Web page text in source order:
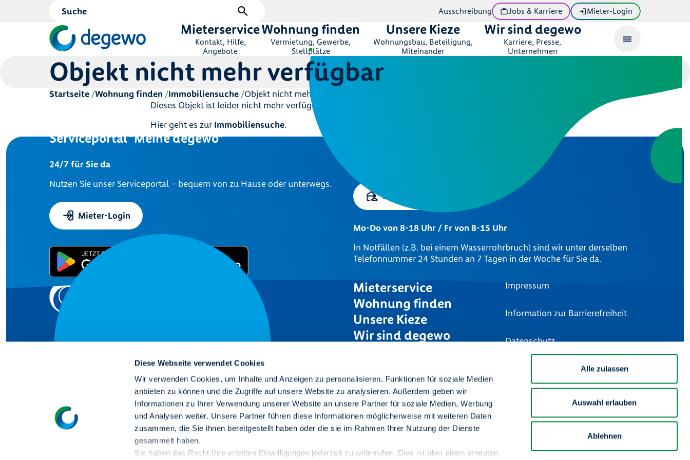
Diese Webseite verwendet Cookies
Wir verwenden Cookies, um Inhalte und Anzeigen zu personalisieren, Funktionen für soziale Medien
anbieten zu können und die Zugriffe auf unsere Website zu analysieren. Außerdem geben wir
Informationen zu Ihrer Verwendung unserer Website an unsere Partner für soziale Medien, Werbung
und Analysen weiter. Unsere Partner führen diese Informationen möglicherweise mit weiteren Daten
zusammen, die Sie ihnen bereitgestellt haben oder die sie im Rahmen Ihrer Nutzung der Dienste
gesammelt haben.
Sie haben das Recht Ihre erteilten Einwilligungen jederzeit zu widerrufen. Dies ist über einen erneuten
Alle zulassen
Auswahl erlauben
Ablehnen
Ausschreibung Jobs & Karriere Mieter-Login
Mieterservice
Kontakt, Hilfe,
Angebote
Wohnung finden
Vermietung, Gewerbe,
Stellplätze
Unsere Kieze
Wohnungsbau, Beteiligung,
Miteinander
Wir sind degewo
Karriere, Presse,
Unternehmen
Objekt nicht mehr verfügbar
Startseite Wohnung finden Immobiliensuche Objekt nicht mehr verfügbar
Dieses Objekt ist leider nicht mehr verfügbar.
Hier geht es zur Immobiliensuche.
Serviceportal "Meine degewo"
24/7 für Sie da
Nutzen Sie unser Serviceportal – bequem von zu Hause oder unterwegs.
Mieter-Login
Online-Service
Mo-Do von 8-18 Uhr / Fr von 8-15 Uhr
In Notfällen (z.B. bei einem Wasserrohrbruch) sind wir unter derselben
Telefonnummer 24 Stunden an 7 Tagen in der Woche für Sie da.
Wir schaffen Raum
für dein Zuhause.
Mieterservice
Wohnung finden
Unsere Kieze
Wir sind degewo
Ausschreibungen
Impressum
Information zur Barrierefreiheit
Datenschutz
Unsere Social Media Kanäle